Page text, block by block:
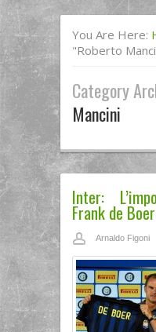
You Are Here:
"Roberto
Category
Mancini
Inter:
Frank de Boer
Arnaldo Figoni